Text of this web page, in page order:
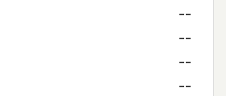
--
--
--
--